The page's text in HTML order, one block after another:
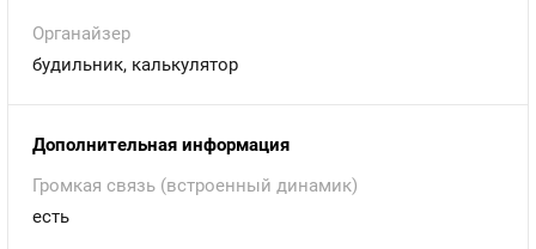
Органайзер
будильник, калькулятор
Дополнительная информация
Громкая связь (встроенный динамик)
есть